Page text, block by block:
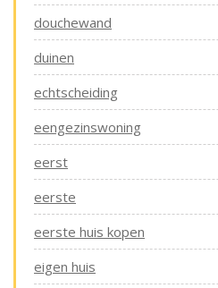
douchewand
duinen
echtscheiding
eengezinswoning
eerst
eerste
eerste huis kopen
eigen huis